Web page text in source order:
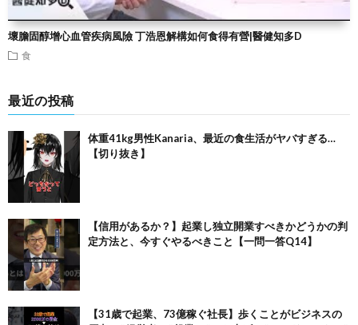
壞膽固醇增心血管疾病風險 丁浩恩解構如何食得有營|醫健知多D
食
最近の投稿
体重41kg男性Kanaria、最近の食生活がヤバすぎる…
【切り抜き】
【信用があるか？】起業し独立開業すべきかどうかの判
定方法と、今すぐやるべきこと【一問一答Q14】
【31歳で起業、73億稼ぐ社長】歩くことがビジネスの